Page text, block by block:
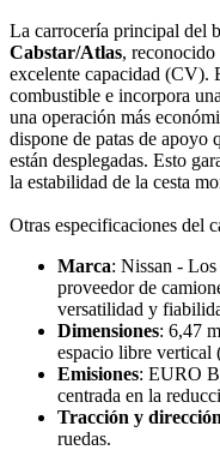
La carrocería principal del
Cabstar/Atlas,
excelente capacidad (CV).
combustible e incorpora
una operación más
dispone de patas de apoyo
están desplegadas. Esto
la estabilidad de la cesta
Otras especificaciones del
Marca: Nissan -
proveedor de
versatilidad y
Dimensiones: 6,47
espacio libre vertical
Emisiones: EURO
centrada en la
Tracción y dirección
ruedas.